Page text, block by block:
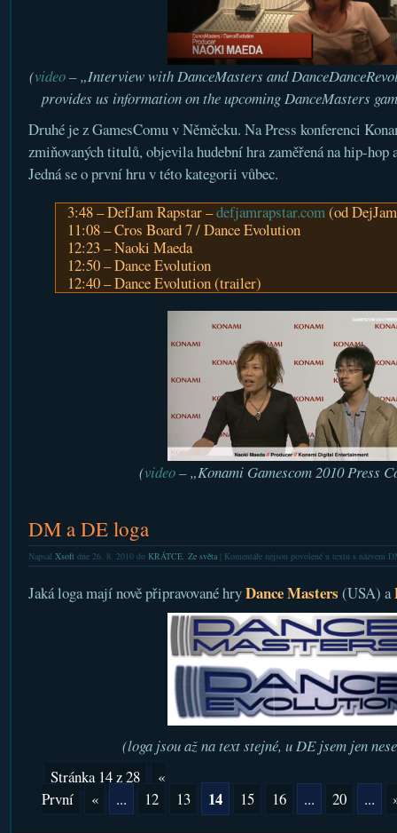
(video– „Interview with DanceMasters and
provides us information on the upcoming DanceMasters
Druhé je z GamesComu v Něměcku. Na Press konferenci
zmiňovaných titulů, objevila hudební hra zaměřená na hip-hop
Jedná se o první hru v této kategorii vůbec.
3:48 – DefJam Rapstar –defjamrapstar.com(od
11:08 – Cros Board 7 / Dance Evolution
12:23 – Naoki Maeda
12:50 – Dance Evolution
12:40 – Dance Evolution (trailer)
(video– „Konami Gamescom 2010 Press
DM a DE loga
Napsal Xsoftdne 26. 8. 2010 do KRÁTCE, Ze světa| Komentáře nejsou povolenéu textu s názvem
Jaká loga mají nově připravované hryDance Masters (USA) a
(loga jsou až na text stejné, u DE jsem jen
Stránka 14 z 28
«
První
« ... 12 13 14 15 16 ... 20 ...